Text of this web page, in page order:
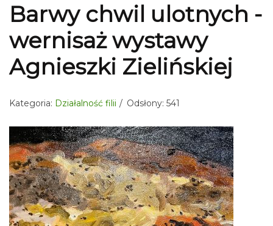
Barwy chwil ulotnych -
wernisaż wystawy
Agnieszki Zielińskiej
Kategoria: Działalność filii Odsłony: 541